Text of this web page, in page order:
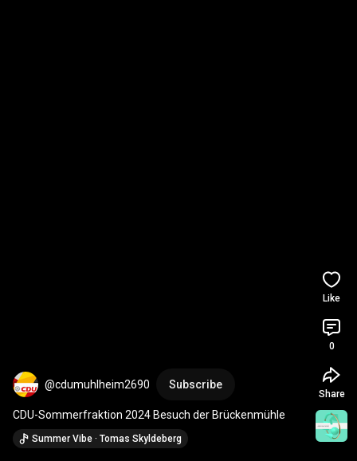
@cdumuhlheim2690 Subscribe
CDU-Sommerfraktion 2024 Besuch der Brückenmühle
Summer Vibe · Tomas Skyldeberg
Like
0
Share